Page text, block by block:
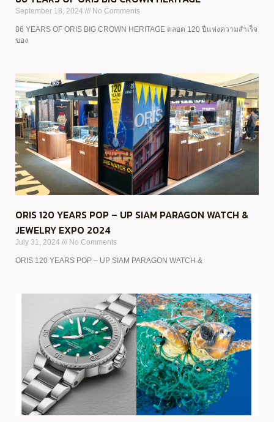
September 18, 2024 No Comments
86 YEARS OF ORIS BIG CROWN HERITAGE ตลอด 120 ปีแห่งความสำเร็จ
ของ
ORIS 120 YEARS POP – UP SIAM PARAGON WATCH &
JEWELRY EXPO 2024
July 31, 2024 No Comments
ORIS 120 YEARS POP – UP SIAM PARAGON WATCH &